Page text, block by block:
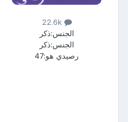
22.6k
الجنس:ذكر
الجنس:ذكر
رصيدي هو:47